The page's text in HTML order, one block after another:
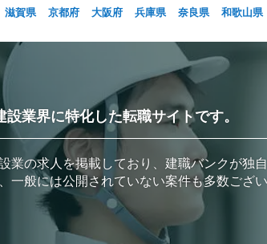
滋賀県 京都府 大阪府 兵庫県 奈良県 和歌山県
設業界に特化した転職サイトです。
業の求人を掲載しており、建職バンクが独
一般には公開されていない案件も多数ござ